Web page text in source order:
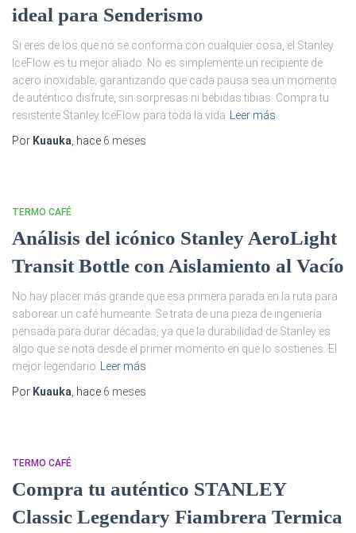
ideal para Senderismo
Si eres de los que no se conforma con cualquier cosa, el Stanley
IceFlow es tu mejor aliado. No es simplemente un recipiente de
acero inoxidable; garantizando que cada pausa sea un momento
de auténtico disfrute, sin sorpresas ni bebidas tibias. Compra tu
resistente Stanley IceFlow para toda la vida Leer más
Por Kuauka, hace 6 meses
TERMO CAFÉ
Análisis del icónico Stanley AeroLight
Transit Bottle con Aislamiento al Vacío
No hay placer más grande que esa primera parada en la ruta para
saborear un café humeante. Se trata de una pieza de ingeniería
pensada para durar décadas, ya que la durabilidad de Stanley es
algo que se nota desde el primer momento en que lo sostienes. El
mejor legendario Leer más
Por Kuauka, hace 6 meses
TERMO CAFÉ
Compra tu auténtico STANLEY
Classic Legendary Fiambrera Termica